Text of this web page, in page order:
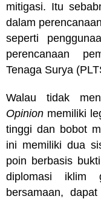
mitigasi. Itu
dalam
seperti
perencanaan
Tenaga Surya
Walau tidak
Opinion memiliki
tinggi dan bobot
ini memiliki dua
poin berbasis
diplomasi iklim
bersamaan,